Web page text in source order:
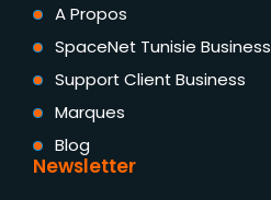
A Propos
SpaceNet Tunisie Business
Support Client Business
Marques
Blog
Newsletter